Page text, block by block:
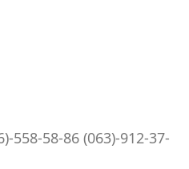
558-58-86 (063)-912-37-